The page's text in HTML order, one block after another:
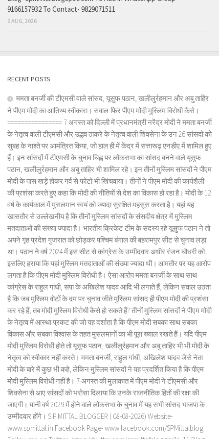
9166157932 To Contact- 9829071511
6 AUG, 2026
RECENT POSTS
ममता बनर्जी की टीएमसी वाले सांसद, यूसुफ पठान, खलीलुर्रहमान और अबु ताहिर
ने पीएम मोदी का आतिथ्य स्वीकारा। सवाल-फिर पीएम मोदी मुस्लिम विरोधी कैसे।
================ 7 अगस्त को दिल्ली में प्रधानमंत्री नरेंद्र मोदी ने ममता बनर्जी
के नेतृत्व वाली टीएमसी और उद्धव ठाकरे के नेतृत्व वाली शिवसेना के उन 26 सांसदों को
सुबह के नाश्ते पर आमंत्रित किया, जो हाल ही में केंद्र में सत्तारूढ़ एनडीए में शामिल हुए
हैं। इन सांसदों में टीएमसी के चुनाव चिह्न पर लोकसभा का सांसद बनने वाले यूसुफ
पठान, खलीलुर्रहमान और अबु ताहिर भी शामिल रहे। इन तीनों मुस्लिम सांसदों ने पीएम
मोदी के पास खड़े होकर गर्व से फोटो भी खिंचवाया। तीनों ने पीएम मोदी की कार्यशैली
की प्रशंसा करते हुए कहा कि मोदी की नीतियों से देश का विकास हो रहा है। मोदी के 12
वर्ष के कार्यकाल में मुसलमान स्वयं को ज्यादा सुरक्षित महसूस करता है। यहां यह
खासतौर से उल्लेखनीय है कि तीनों मुस्लिम सांसदों के संसदीय क्षेत्र में मुस्लिम
मतदाताओं की संख्या ज्यादा है। भारतीय क्रिकेट टीम के सदस्य रहे यूसुफ पठान ने तो
अपने गृह प्रदेश गुजरात को छोड़कर पश्चिम बंगाल की बहरामपुर सीट से चुनाव लड़ा
था। पठान ने वर्ष 2024 में इस सीट से कांग्रेस के उम्मीदवार अधीर रंजन चौधरी को
इसलिए हराया कि यहां मुस्लिम मतदाताओं की संख्या ज्यादा थी। आमतौर पर यह आरोप
लगता है कि पीएम मोदी मुस्लिम विरोधी है। ऐसा आरोप ममता बनर्जी के साथ साथ
कांग्रेस के राहुल गांधी, सपा के अखिलेश यादव आदि भी लगाते हैं, लेकिन सवाल उठता
है कि जब मुस्लिम वोटों के दम पर चुनाव जीते मुस्लिम सांसद ही पीएम मोदी की प्रशंसा
कर रहे हैं, तब मोदी मुस्लिम विरोधी कैसे हो सकते हैं? तीनों मुस्लिम सांसदों ने पीएम मोदी
के नेतृत्व में आस्था प्रकट की जो यह दर्शाता है कि पीएम मोदी सबका साथ सबका
विकास और सबका विश्वास के तहत मुसलमानों का भी पूरा ख्याल रखते हैं। यदि पीएम
मोदी मुस्लिम विरोधी होते तो यूसुफ पठान, खलीलुर्रहमान और अबु ताहिर भी भी मोदी के
नेतृत्व को स्वीकार नहीं करते। ममता बनर्जी, राहुल गांधी, अखिलेश यादव जैसे नेता
मोदी के बारे में कुछ भी कहे, लेकिन मुस्लिम सांसदों ने यह प्रदर्शित किया है कि पीएम
मोदी मुस्लिम विरोधी नहीं है। 7 अगस्त की मुलाकात में पीएम मोदी ने टीएमसी और
शिवसेना से आए सांसदों को भरोसा दिलाया कि उनके राजनीतिक हितों की रक्षा की
जाएगी। यानी वर्ष 2029 में होने वाले लोकसभा के चुनाव में यह सभी सांसद भाजपा के
उम्मीदवार होंगे। S.P.MITTAL BLOGGER ( 08-08-2026) Website-
www.spmittal.in Facebook Page- www.facebook.com/SPMittalblog